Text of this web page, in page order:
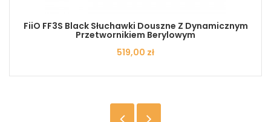
FiiO FF3S Black Słuchawki Douszne Z Dynamicznym
Przetwornikiem Berylowym
Cena
519,00 zł